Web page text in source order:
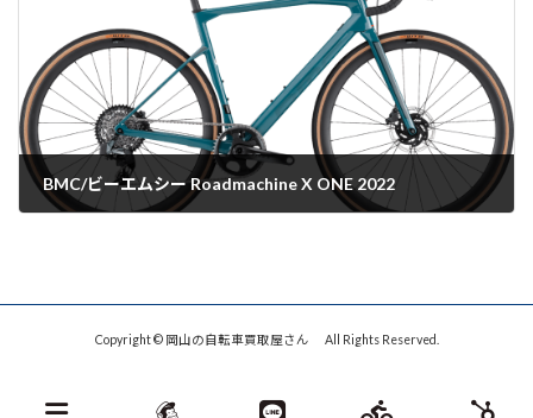
BMC/ビーエムシー Roadmachine X ONE 2022
Copyright © 岡山の自転車買取屋さん All Rights Reserved.